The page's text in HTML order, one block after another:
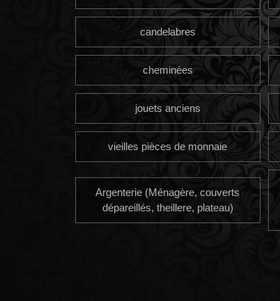
candelabres
cheminées
jouets anciens
vieilles pièces de monnaie
Argenterie (Ménagère, couverts
dépareillés, theillere, plateau)